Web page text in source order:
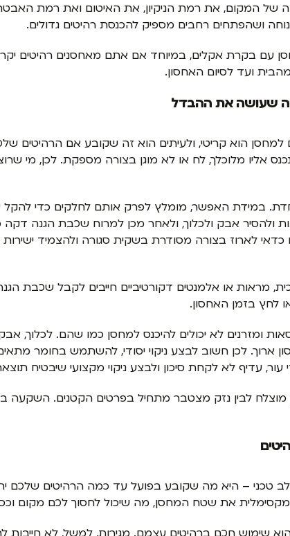
של המקום, את רמת הניקיון, את האיטום ואת רמת
ושהפתחים רחבים מספיק להכנסת רהיטים גדולים.
עם בקרת אקלים, במיוחד אם אתם מאחסנים רהיטים יקרי
ועד לסיום האחסון.
מה שעושה את ההבדל
הוא קריטי, ולעיתים הוא זה שקובע אם הרהיטים
אליו מלוכלך, לח או לא מוגן בצורה מספקת. לכן,
במידת האפשר, מומלץ לפרק אותם לחלקים כדי להקל
ולהסיר אבק ולכלוך, ולאחר מכן למרוח שכבת הגנה
כדאי לארוז בצורה מסודרת בשקית סגורה ולהצמיד
מראות או אלמנטים דקורטיביים חייבים לקבל שכבת
לחץ בזמן האחסון.
ומזרנים לא יכולים להיכנס למחסן כמו שהם. לכלוך,
ארוך. לכן חשוב לבצע ניקוי יסודי, להשתמש בחומר
עור, עדיף לא לקחת סיכון ולבצע ניקוי מקצועי שיבטיח
לבין נזק מצטבר מתחיל בפרטים הקטנים. השקעה
טכני – היא מה שקובע בפועל עד כמה הרהיטים שלכם
את שטח המחסן, מה שיכול לחסוך לכם מקום